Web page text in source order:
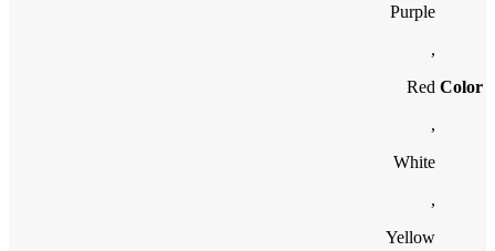
Color
Purple
,
Red
,
White
,
Yellow